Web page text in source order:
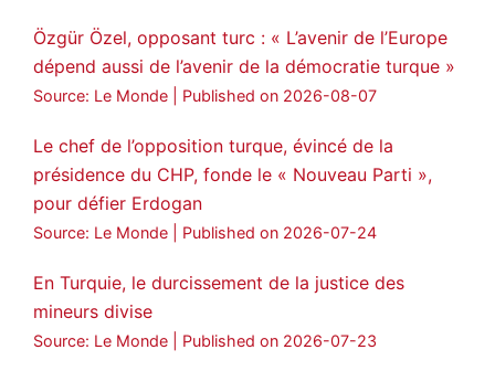
🔗https://medyanews.rs/h4lwBwQ
3 2 Twitter
Voir plus...
Özgür Özel, opposant turc : « L’avenir de l’Europe
dépend aussi de l’avenir de la démocratie turque »
Source: Le Monde Published on 2026-08-07
Le chef de l’opposition turque, évincé de la
présidence du CHP, fonde le « Nouveau Parti »,
pour défier Erdogan
Source: Le Monde Published on 2026-07-24
En Turquie, le durcissement de la justice des
mineurs divise
Source: Le Monde Published on 2026-07-23